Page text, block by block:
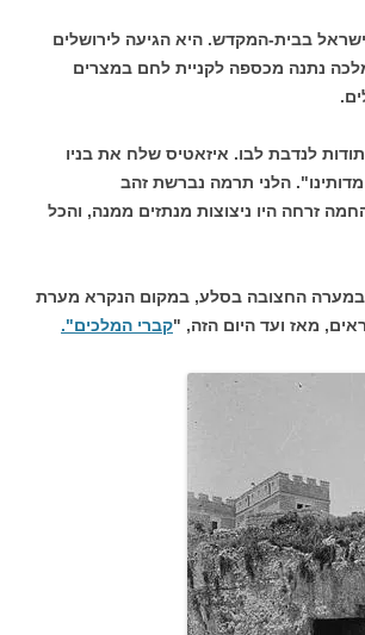
בבית-המקדש. היא הגיעה לירושלים
נתנה מכספה לקניית לחם במצרים
לנדבת לבו. איזאטיס שלח את בניו
הלני תרמה נברשת זהב
זרחה היו ניצוצות מנתזים ממנה, והכל
במערה החצובה בסלע, במקום הנקרא מערת
מאז ועד היום הזה, "קברי המלכים".